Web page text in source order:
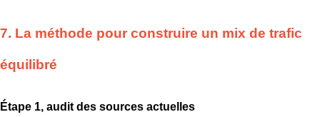
7. La méthode pour construire un mix de trafic
équilibré
Étape 1, audit des sources actuelles